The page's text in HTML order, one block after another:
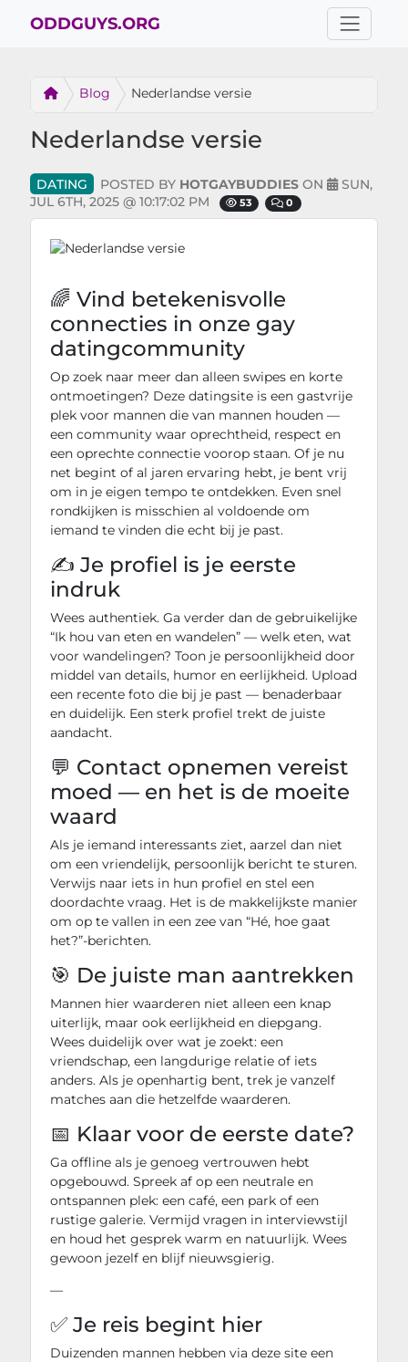
ODDGUYS.ORG
Blog Nederlandse versie
Nederlandse versie
DATING POSTED BY HOTGAYBUDDIES ON
SUN,
JUL 6TH, 2025 @ 10:17:02 PM
53 0
🌈 Vind betekenisvolle
connecties in onze gay
datingcommunity
Op zoek naar meer dan alleen swipes en korte
ontmoetingen? Deze datingsite is een gastvrije
plek voor mannen die van mannen houden —
een community waar oprechtheid, respect en
een oprechte connectie voorop staan. Of je nu
net begint of al jaren ervaring hebt, je bent vrij
om in je eigen tempo te ontdekken. Even snel
rondkijken is misschien al voldoende om
iemand te vinden die echt bij je past.
✍️ Je profiel is je eerste
indruk
Wees authentiek. Ga verder dan de gebruikelijke
“Ik hou van eten en wandelen” — welk eten, wat
voor wandelingen? Toon je persoonlijkheid door
middel van details, humor en eerlijkheid. Upload
een recente foto die bij je past — benaderbaar
en duidelijk. Een sterk profiel trekt de juiste
aandacht.
💬 Contact opnemen vereist
moed — en het is de moeite
waard
Als je iemand interessants ziet, aarzel dan niet
om een ​​vriendelijk, persoonlijk bericht te sturen.
Verwijs naar iets in hun profiel en stel een
doordachte vraag. Het is de makkelijkste manier
om op te vallen in een zee van “Hé, hoe gaat
het?”-berichten.
🎯 De juiste man aantrekken
Mannen hier waarderen niet alleen een knap
uiterlijk, maar ook eerlijkheid en diepgang.
Wees duidelijk over wat je zoekt: een
vriendschap, een langdurige relatie of iets
anders. Als je openhartig bent, trek je vanzelf
matches aan die hetzelfde waarderen.
📅 Klaar voor de eerste date?
Ga offline als je genoeg vertrouwen hebt
opgebouwd. Spreek af op een neutrale en
ontspannen plek: een café, een park of een
rustige galerie. Vermijd vragen in interviewstijl
en houd het gesprek warm en natuurlijk. Wees
gewoon jezelf en blijf nieuwsgierig.
—
✅ Je reis begint hier
Duizenden mannen hebben via deze site een